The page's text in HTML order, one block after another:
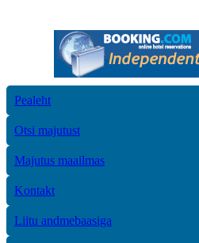
Pealeht
Otsi majutust
Majutus maailmas
Kontakt
Liitu andmebaasiga